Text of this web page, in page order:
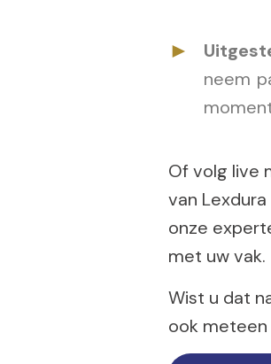
neem
Of volg live
van
onze
met uw vak.
Wist u dat
ook meteen